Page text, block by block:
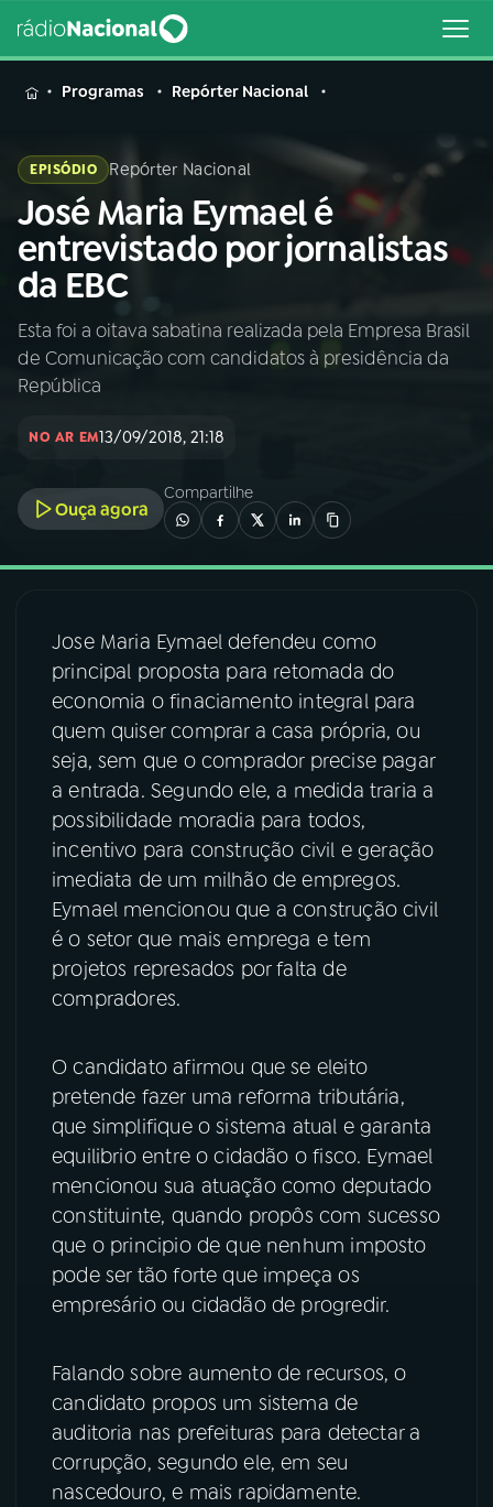
MENU
Buscar
na
Rádio
Nacional
Buscar
AO VIVO
PODCASTS
06VIDEOCASTS
ÚLTIMAS
08FESTIVAL DE MÚSICA
ACOMPANHE A RÁDIO NACIONAL
TikTok
Programas Repórter Nacional
EPISÓDIO Repórter Nacional
José Maria Eymael é
entrevistado por jornalistas
da EBC
Esta foi a oitava sabatina realizada pela Empresa Brasil
de Comunicação com candidatos à presidência da
República
NO AR EM13/09/2018, 21:18
Ouça agora
Compartilhe
Jose Maria Eymael defendeu como
principal proposta para retomada do
economia o finaciamento integral para
quem quiser comprar a casa própria, ou
seja, sem que o comprador precise pagar
a entrada. Segundo ele, a medida traria a
possibilidade moradia para todos,
incentivo para construção civil e geração
imediata de um milhão de empregos.
Eymael mencionou que a construção civil
é o setor que mais emprega e tem
projetos represados por falta de
compradores.
O candidato afirmou que se eleito
pretende fazer uma reforma tributária,
que simplifique o sistema atual e garanta
equilibrio entre o cidadão o fisco. Eymael
mencionou sua atuação como deputado
constituinte, quando propôs com sucesso
que o principio de que nenhum imposto
pode ser tão forte que impeça os
empresário ou cidadão de progredir.
Falando sobre aumento de recursos, o
candidato propos um sistema de
auditoria nas prefeituras para detectar a
corrupção, segundo ele, em seu
nascedouro, e mais rapidamente.